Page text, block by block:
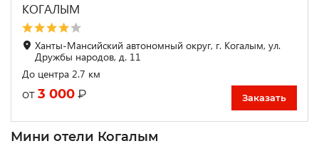
КОГАЛЫМ
Ханты-Мансийский автономный округ, г. Когалым, ул.
Дружбы народов, д. 11
До центра 2.7 км
от 3 000 ₽ Заказать
Мини отели Когалым